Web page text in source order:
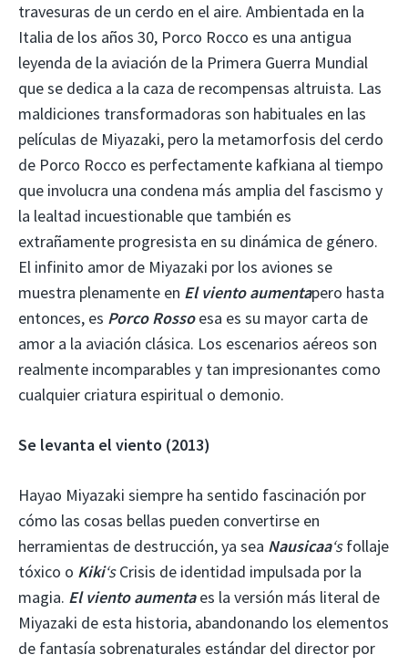
travesuras de un cerdo en el aire. Ambientada en la
Italia de los años 30, Porco Rocco es una antigua
leyenda de la aviación de la Primera Guerra Mundial
que se dedica a la caza de recompensas altruista. Las
maldiciones transformadoras son habituales en las
películas de Miyazaki, pero la metamorfosis del cerdo
de Porco Rocco es perfectamente kafkiana al tiempo
que involucra una condena más amplia del fascismo y
la lealtad incuestionable que también es
extrañamente progresista en su dinámica de género.
El infinito amor de Miyazaki por los aviones se
muestra plenamente en El viento aumentapero hasta
entonces, es Porco Rossoesa es su mayor carta de
amor a la aviación clásica. Los escenarios aéreos son
realmente incomparables y tan impresionantes como
cualquier criatura espiritual o demonio.
Se levanta el viento (2013)
Hayao Miyazaki siempre ha sentido fascinación por
cómo las cosas bellas pueden convertirse en
herramientas de destrucción, ya sea Nausicaa‘sfollaje
tóxico o Kiki‘sCrisis de identidad impulsada por la
magia. El viento aumenta es la versión más literal de
Miyazaki de esta historia, abandonando los elementos
de fantasía sobrenaturales estándar del director por